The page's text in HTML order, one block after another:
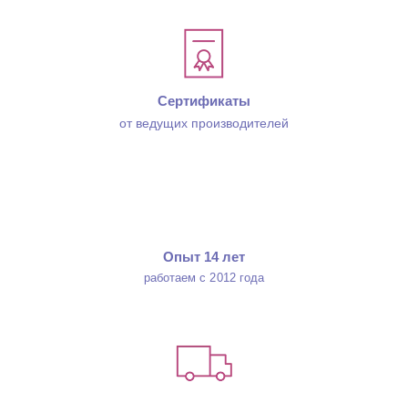
Сертификаты
от ведущих производителей
Опыт 14 лет
работаем с 2012 года